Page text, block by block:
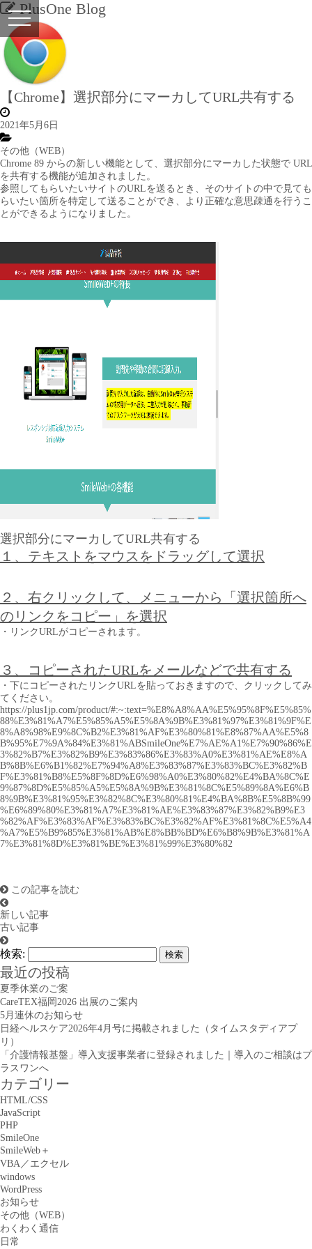
PlusOne Blog
【Chrome】選択部分にマーカしてURL共有する
2021年5月6日
その他（WEB）
Chrome 89 からの新しい機能として、選択部分にマーカした状態で URL
を共有する機能が追加されました。
参照してもらいたいサイトのURLを送るとき、そのサイトの中で見ても
らいたい箇所を特定して送ることができ、より正確な意思疎通を行うこ
とができるようになりました。
選択部分にマーカしてURL共有する
１、テキストをマウスをドラッグして選択
２、右クリックして、メニューから「選択箇所へ
のリンクをコピー」を選択
・リンクURLがコピーされます。
３、コピーされたURLをメールなどで共有する
・下にコピーされたリンクURLを貼っておきますので、クリックしてみ
てください。
https://plus1jp.com/product/#:~:text=%E8%A8%AA%E5%95%8F%E5%85%
88%E3%81%A7%E5%85%A5%E5%8A%9B%E3%81%97%E3%81%9F%E
8%A8%98%E9%8C%B2%E3%81%AF%E3%80%81%E8%87%AA%E5%8
B%95%E7%9A%84%E3%81%ABSmileOne%E7%AE%A1%E7%90%86%E
3%82%B7%E3%82%B9%E3%83%86%E3%83%A0%E3%81%AE%E8%A
B%8B%E6%B1%82%E7%94%A8%E3%83%87%E3%83%BC%E3%82%B
F%E3%81%B8%E5%8F%8D%E6%98%A0%E3%80%82%E4%BA%8C%E
9%87%8D%E5%85%A5%E5%8A%9B%E3%81%8C%E5%89%8A%E6%B
8%9B%E3%81%95%E3%82%8C%E3%80%81%E4%BA%8B%E5%8B%99
%E6%89%80%E3%81%A7%E3%81%AE%E3%83%87%E3%82%B9%E3
%82%AF%E3%83%AF%E3%83%BC%E3%82%AF%E3%81%8C%E5%A4
%A7%E5%B9%85%E3%81%AB%E8%BB%BD%E6%B8%9B%E3%81%A
7%E3%81%8D%E3%81%BE%E3%81%99%E3%80%82
この記事を読む
新しい記事
古い記事
検索:
最近の投稿
夏季休業のご案
CareTEX福岡2026 出展のご案内
5月連休のお知らせ
日経ヘルスケア2026年4月号に掲載されました（タイムスタディアプ
リ）
「介護情報基盤」導入支援事業者に登録されました｜導入のご相談はプ
ラスワンへ
カテゴリー
HTML/CSS
JavaScript
PHP
SmileOne
SmileWeb＋
VBA／エクセル
windows
WordPress
お知らせ
その他（WEB）
わくわく通信
日常